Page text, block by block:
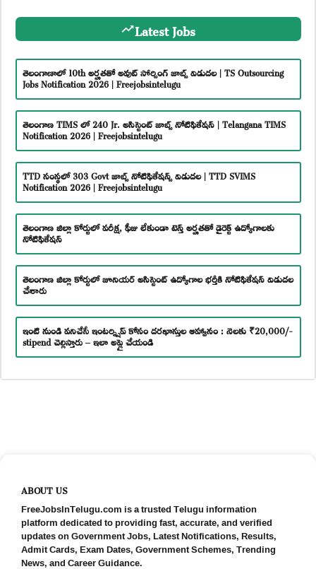
Latest Jobs
తెలంగాణాలో 10th అర్హతతో అవుట్ సోర్సింగ్ జాబ్స్ విడుదల | TS Outsourcing
Jobs Notification 2026 | Freejobsintelugu
తెలంగాణ TIMS లో 240 Jr. అసిస్టెంట్ జాబ్స్ నోటిఫికేషన్ | Telangana TIMS
Notification 2026 | Freejobsintelugu
TTD సంస్థలో 303 Govt జాబ్స్ నోటిఫికేషన్స్ విడుదల | TTD SVIMS
Notification 2026 | Freejobsintelugu
తెలంగాణ జిల్లా కోర్టులో పరీక్ష, ఫీజు లేకుండా టెన్త్ అర్హతతో డైరెక్ట్ ఉద్యోగాలకు
నోటిఫికేషన్
తెలంగాణ జిల్లా కోర్టులో జూనియర్ అసిస్టెంట్ ఉద్యోగాల భర్తీకి నోటిఫికేషన్ విడుదల
చేశారు
ఇంటి నుండి పనిచేసే ఇంటర్న్షిప్ కోసం దరఖాస్తుల ఆహ్వానం : నెలకు ₹20,000/-
stipend చెల్లిస్తారు – ఇలా అప్లై చేయండి
ABOUT US
FreeJobsInTelugu.com is a trusted Telugu information
platform dedicated to providing fast, accurate, and verified
updates on Government Jobs, Latest Notifications, Results,
Admit Cards, Exam Dates, Government Schemes, Trending
News, and Career Guidance.